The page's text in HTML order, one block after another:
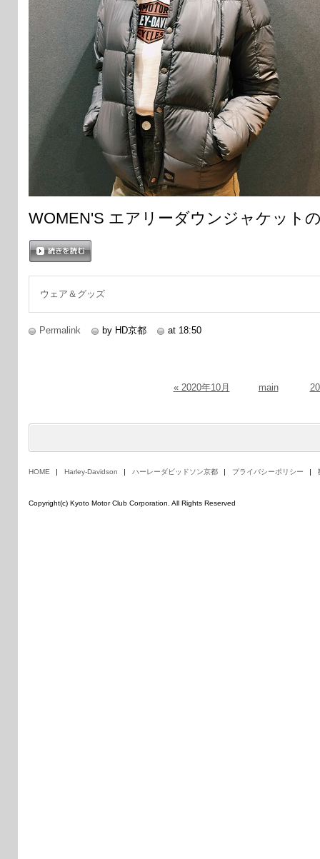
WOMEN'S エアリーダウンジャケット
ウェア＆グッズ
Permalink by HD京都 at 18:50
« 2020年10月 main
HOME Harley-Davidson ハーレーダビッドソン京都 プライバシーポリシー
Copyright(c) Kyoto Motor Club Corporation. All Rights Reserved